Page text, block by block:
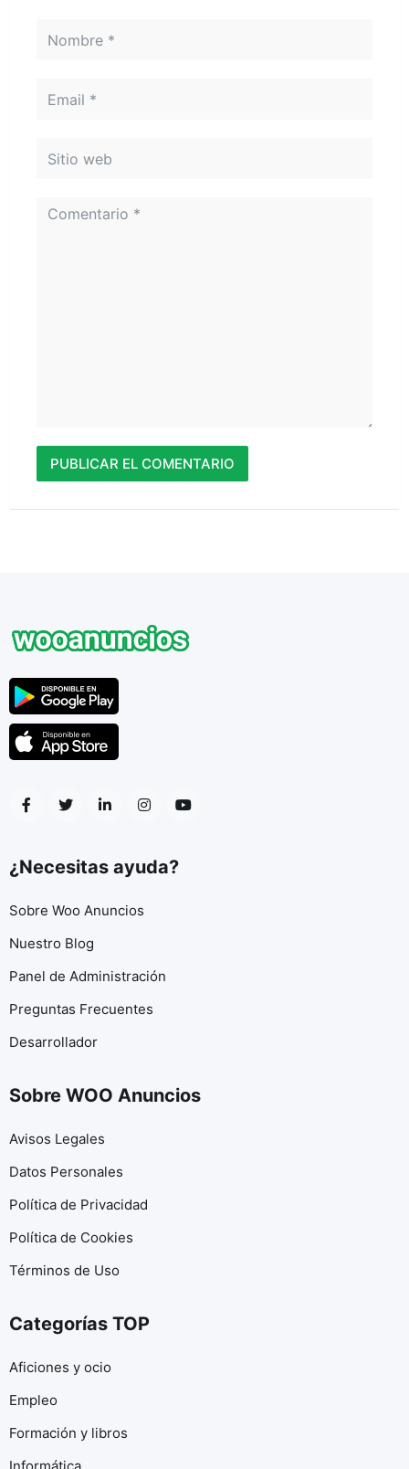
¿Necesitas ayuda?
Sobre Woo Anuncios
Nuestro Blog
Panel de Administración
Preguntas Frecuentes
Desarrollador
Sobre WOO Anuncios
Avisos Legales
Datos Personales
Política de Privacidad
Política de Cookies
Términos de Uso
Categorías TOP
Aficiones y ocio
Empleo
Formación y libros